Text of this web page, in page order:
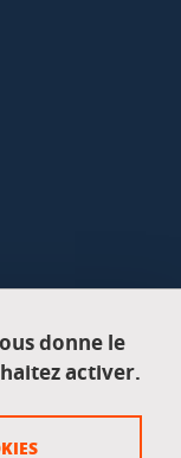
donne le
activer.